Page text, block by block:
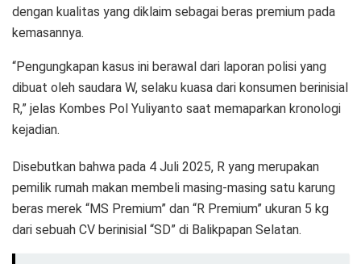
dengan kualitas yang diklaim sebagai beras premium pada
kemasannya.
“Pengungkapan kasus ini berawal dari laporan polisi yang
dibuat oleh saudara W, selaku kuasa dari konsumen berinisial
R,” jelas Kombes Pol Yuliyanto saat memaparkan kronologi
kejadian.
Disebutkan bahwa pada 4 Juli 2025, R yang merupakan
pemilik rumah makan membeli masing-masing satu karung
beras merek “MS Premium” dan “R Premium” ukuran 5 kg
dari sebuah CV berinisial “SD” di Balikpapan Selatan.